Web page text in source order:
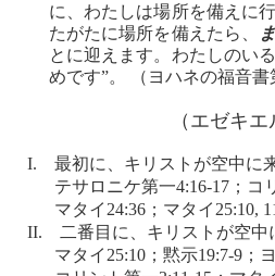
に、わたしは場所を備えに
たがたに場所を備えたら、
とに迎えます。わたしのい
めです”。 （ヨハネの福音書
（エゼキエ
I. 最初に、キリストが空中に
テサロニケ第一4:16-17；コ
マタイ24:36；マタイ25:10,
II. 二番目に、キリストが空中
マタイ25:10；黙示19:7-9；